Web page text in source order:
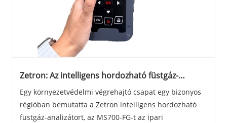
Zetron: Az intelligens hordozható füstgáz-
jogérvényesítő csoportokban
Egy környezetvédelmi végrehajtó csapat egy bizonyos
régióban bemutatta a Zetron intelligens hordozható
füstgáz-analizátort, az MS700-FG-t az ipari